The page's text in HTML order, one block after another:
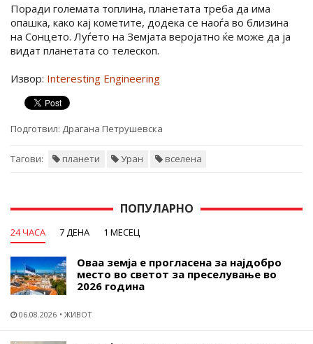
Поради големата топлина, планетата треба да има
опашка, како кај кометите, додека се наоѓа во близина
на Сонцето. Луѓето на Земјата веројатно ќе може да ја
видат планетата со телескоп.
Извор: Interesting Engineering
Подготвил: Драгана Петрушевска
Тагови: планети Уран вселена
ПОПУЛАРНО
24 ЧАСА 7 ДЕНА 1 МЕСЕЦ
Оваа земја е прогласена за најдобро
место во светот за преселување во
2026 година
06.08.2026 ЖИВОТ